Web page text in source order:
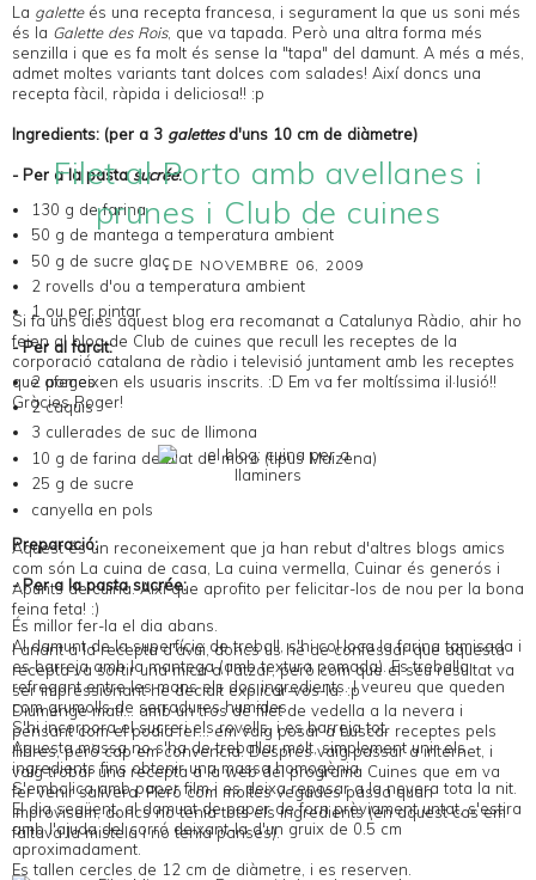
La galetteés una recepta francesa, i segurament la que us soni més
és la Galette des Rois, que va tapada. Però una altra forma més
senzilla i que es fa molt és sense la "tapa" del damunt. A més a més,
admet moltes variants tant dolces com salades! Així doncs una
recepta fàcil, ràpida i deliciosa!! :p
Ingredients: (per a 3 galettesd'uns 10 cm de diàmetre)
- Per a la pastasucrée:
130 g de farina
50 g de mantega a temperatura ambient
50 g de sucre glaç
2 rovells d'ou a temperatura ambient
1 ou per pintar
- Per al farcit:
2 pomes
2 caquis
3 cullerades de suc de llimona
10 g de farina de blat de moro (tipus Maizena)
25 g de sucre
canyella en pols
Preparació:
- Per a la pasta sucrée:
És millor fer-la el dia abans.
Al damunt de la superfície de treball, s'hi col·loca la farina tamisada i
es barreja amb la mantega (amb textura pomada). Es treballa
refregant entre les mans els dos ingredients. I veureu que queden
com grumolls de serradures humides.
S'hi incorpora el sucre i els rovells, i es barreja tot.
Aquesta massa no s'ha de treballar molt, simplement unir els
ingredients fins obtenir una massa homogènia.
S'embolica amb paper film i es deixa reposar a la nevera tota la nit.
El dia següent, al damunt de paper de forn prèviament untat, s'estira
amb l'ajuda del corró deixant-la d'un gruix de 0.5 cm
aproximadament.
Es tallen cercles de 12 cm de diàmetre, i es reserven.
Filet al Porto amb avellanes i
prunes i Club de cuines
DE NOVEMBRE 06, 2009
Si fa uns dies aquest blog era recomanat a Catalunya Ràdio , ahir ho
feien al blog de Club de cuines que recull les receptes de la
corporació catalana de ràdio i televisió juntament amb les receptes
que afegeixen els usuaris inscrits. :D Em va fer moltíssima il·lusió!!
Gràcies Roger!
Aquest és un reconeixement que ja han rebut d'altres blogs amics
com són La cuina de casa La cuina vermella Cuinar és generós i
Apunts de cuina. Així que aprofito per felicitar-los de nou per la bona
feina feta! :)
I anant a la recepta d'avui, doncs us he de confessar que aquesta
recepta va sortir una mica a l'atzar, però com que el seu resultat va
ser impressionant he decidit explicar-vos-la. :p
Diumenge matí... amb un tros de filet de vedella a la nevera i
pensant com el podia fer... em vaig posar a buscar receptes pels
llibres, però cap em convencia. Després vaig passar a internet, i
vaig trobar una receptaa la web del programa Cuines que em va
fer venir salivera. Però com moltes vegades passa quan
improvisem, doncs no tenia tots els ingredients (en aquest cas em
faltava la mistela i no tenia panses).